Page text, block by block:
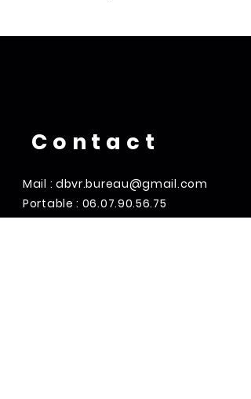
Contact
Mail : dbvr.bureau@gmail.com
Portable : 06.07.90.56.75
Adresse : Complexe Sportif Léo